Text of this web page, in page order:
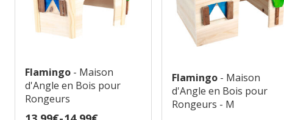
Flamingo - Maison
d'Angle en Bois pour
Rongeurs
Flamingo - Maison
d'Angle en Bois pour
Rongeurs - M